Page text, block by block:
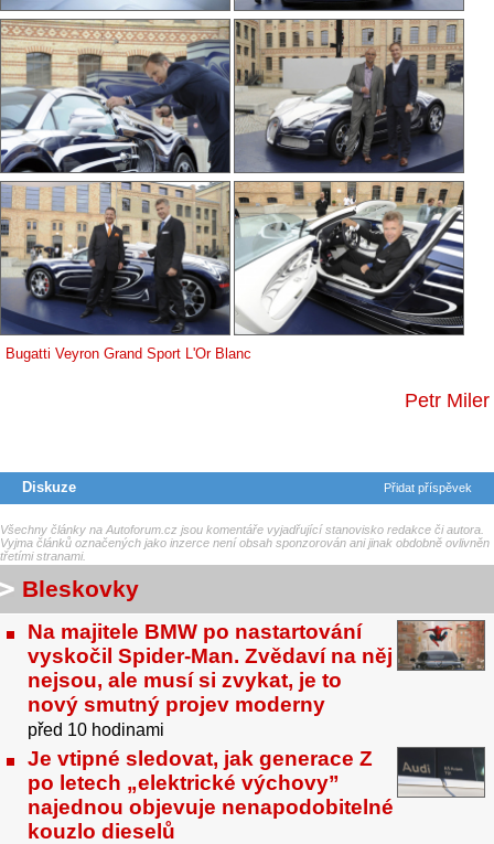
Bugatti Veyron Grand Sport L'Or Blanc
Petr Miler
Diskuze Přidat příspěvek
Všechny články na Autoforum.cz jsou komentáře vyjadřující stanovisko redakce či autora.
Vyjma článků označených jako inzerce není obsah sponzorován ani jinak obdobně ovlivněn
třetími stranami.
Bleskovky
Na majitele BMW po nastartování
vyskočil Spider-Man. Zvědaví na něj
nejsou, ale musí si zvykat, je to
nový smutný projev moderny
před 10 hodinami
Je vtipné sledovat, jak generace Z
po letech „elektrické výchovy”
najednou objevuje nenapodobitelné
kouzlo dieselů